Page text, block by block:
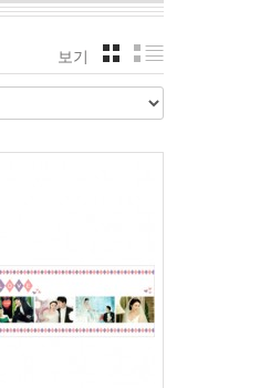
보기 격자